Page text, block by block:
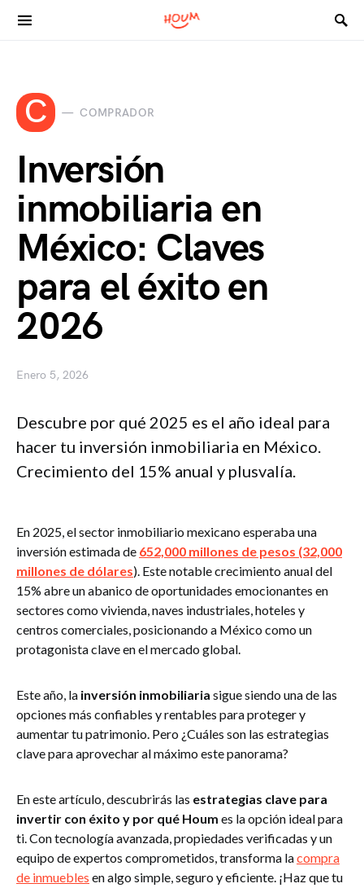
Search for:
C COMPRADOR
Inversión
inmobiliaria en
México: Claves
para el éxito en
2026
Enero 5, 2026
Descubre por qué 2025 es el año ideal para
hacer tu inversión inmobiliaria en México.
Crecimiento del 15% anual y plusvalía.
En 2025, el sector inmobiliario mexicano esperaba una
inversión estimada de 652,000 millones de pesos (32,000
millones de dólares). Este notable crecimiento anual del
15% abre un abanico de oportunidades emocionantes en
sectores como vivienda, naves industriales, hoteles y
centros comerciales, posicionando a México como un
protagonista clave en el mercado global.
Este año, la inversión inmobiliaria sigue siendo una de las
opciones más confiables y rentables para proteger y
aumentar tu patrimonio. Pero ¿Cuáles son las estrategias
clave para aprovechar al máximo este panorama?
En este artículo, descubrirás las estrategias clave para
invertir con éxito y por qué Houm es la opción ideal para
ti. Con tecnología avanzada, propiedades verificadas y un
equipo de expertos comprometidos, transforma lacompra
de inmuebles en algo simple, seguro y eficiente. ¡Haz que tu